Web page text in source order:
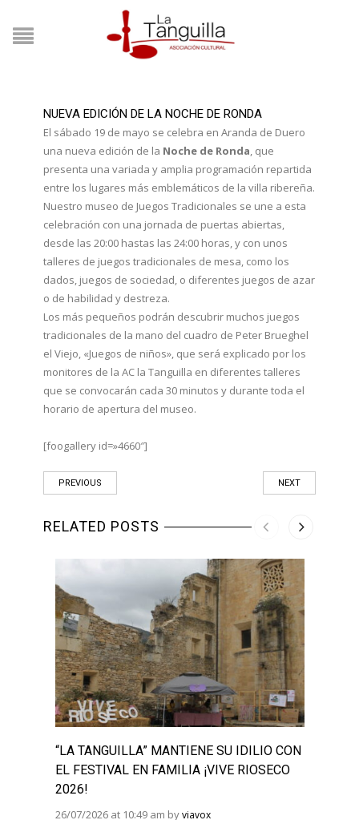
NUEVA EDICIÓN DE LA NOCHE DE RONDA
El sábado 19 de mayo se celebra en Aranda de Duero
una nueva edición de la Noche de Ronda, que
presenta una variada y amplia programación repartida
entre los lugares más emblemáticos de la villa ribereña.
Nuestro museo de Juegos Tradicionales se une a esta
celebración con una jornada de puertas abiertas,
desde las 20:00 hastas las 24:00 horas, y con unos
talleres de juegos tradicionales de mesa, como los
dados, juegos de sociedad, o diferentes juegos de azar
o de habilidad y destreza.
Los más pequeños podrán descubrir muchos juegos
tradicionales de la mano del cuadro de Peter Brueghel
el Viejo, «Juegos de niños», que será explicado por los
monitores de la AC la Tanguilla en diferentes talleres
que se convocarán cada 30 minutos y durante toda el
horario de apertura del museo.
[foogallery id=»4660″]
PREVIOUS NEXT
RELATED POSTS
“LA TANGUILLA” MANTIENE SU IDILIO CON
EL FESTIVAL EN FAMILIA ¡VIVE RIOSECO
2026!
26/07/2026 at 10:49 am byviavox